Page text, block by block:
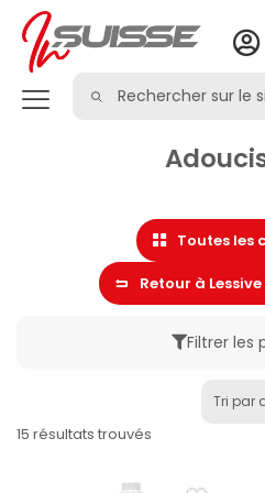
Toutes les
Retour à
Filtrer les
15 résultats trouvés